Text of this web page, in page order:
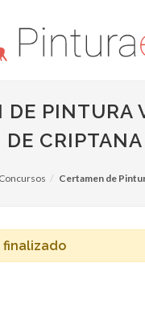
DE PINTURA
DE
Concursos Certamen de
finalizado